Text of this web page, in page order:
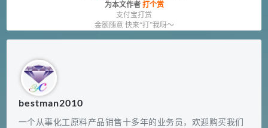
为本文作者 打个赏
支付宝打赏
金额随意 快来“打”我呀～
bestman2010
一个从事化工原料产品销售十多年的业务员，欢迎购买我们